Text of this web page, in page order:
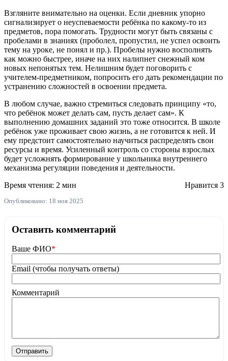
Взгляните внимательно на оценки. Если дневник упорно
сигнализирует о неуспеваемости ребёнка по какому-то из
предметов, пора помогать. Трудности могут быть связаны с
пробелами в знаниях (проболел, пропустил, не успел освоить
тему на уроке, не понял и пр.). Пробелы нужно восполнять
как можно быстрее, иначе на них налипнет снежный ком
новых непонятых тем. Нелишним будет поговорить с
учителем-предметником, попросить его дать рекомендации по
устранению сложностей в освоении предмета.
В любом случае, важно стремиться следовать принципу «то,
что ребёнок может делать сам, пусть делает сам». К
выполнению домашних заданий это тоже относится. В школе
ребёнок уже проживает свою жизнь, а не готовится к ней. И
ему предстоит самостоятельно научиться распределять свои
ресурсы и время. Усиленный контроль со стороны взрослых
будет усложнять формирование у школьника внутреннего
механизма регуляции поведения и деятельности.
Время чтения: 2 мин
Нравится 3
Опубликовано: 18 ноя 2025
Оставить комментарий
Ваше ФИО*
Email (чтобы получать ответы)
Комментарий
Отправить